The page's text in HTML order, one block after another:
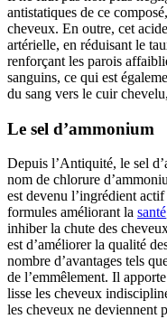
antistatiques de ce
cheveux. En outre, cet
artérielle, en réduisant le
renforçant les parois
sanguins, ce qui est
du sang vers le cuir
Le sel d’ammonium
Depuis l’Antiquité, le sel
nom de chlorure
est devenu l’ingrédient
formules améliorant la santé
inhiber la chute des
est d’améliorer la qualité
nombre d’avantages tels
de l’emmêlement. Il
lisse les cheveux
les cheveux ne deviennent